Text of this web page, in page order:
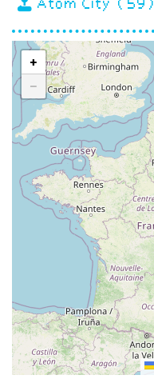
Atom City (59)
+
−